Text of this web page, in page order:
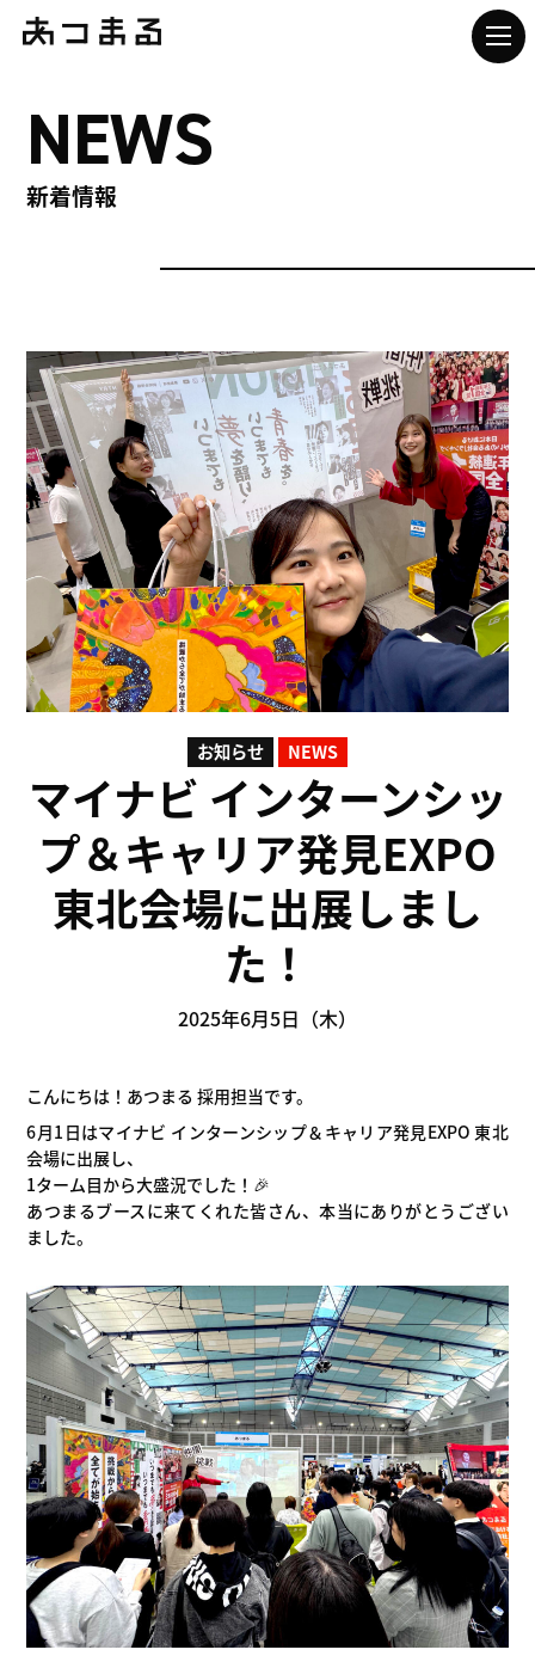
新着情報
NEWS
お知らせ NEWS
マイナビ インターンシッ
プ＆キャリア発見EXPO
東北会場に出展しまし
た！
2025年6月5日（木）
こんにちは！あつまる 採用担当です。
6月1日はマイナビ インターンシップ＆キャリア発見EXPO 東北
会場に出展し、
1ターム目から大盛況でした！🎉
あつまるブースに来てくれた皆さん、本当にありがとうござい
ました。